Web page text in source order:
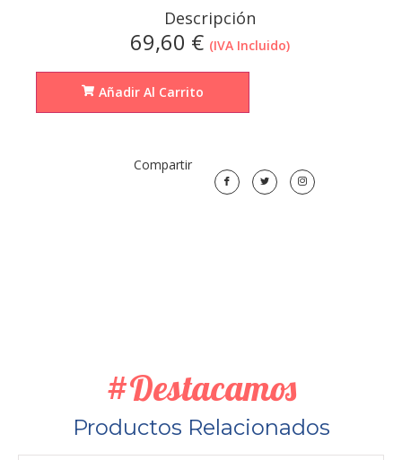
Descripción
69,60 € (IVA Incluido)
Añadir Al Carrito
Compartir
#Destacamos
Productos Relacionados